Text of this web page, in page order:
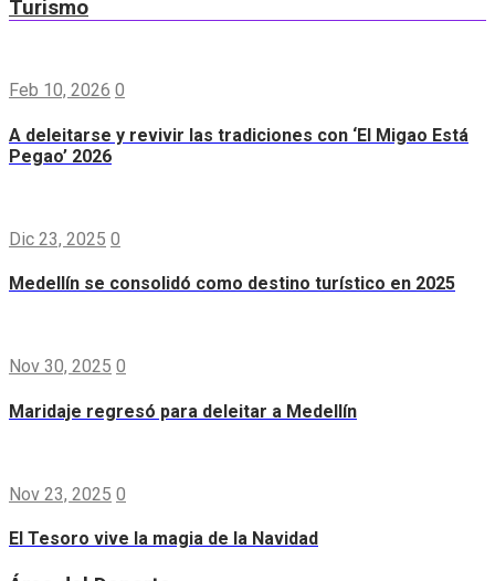
Turismo
Feb 10, 2026 0
A deleitarse y revivir las tradiciones con ‘El Migao Está
Pegao’ 2026
Dic 23, 2025 0
Medellín se consolidó como destino turístico en 2025
Nov 30, 2025 0
Maridaje regresó para deleitar a Medellín
Nov 23, 2025 0
El Tesoro vive la magia de la Navidad